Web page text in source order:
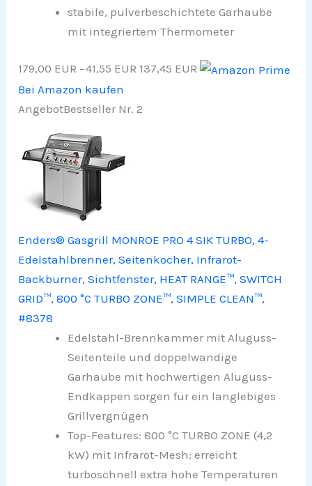
stabile, pulverbeschichtete Garhaube
mit integriertem Thermometer​
179,00 EUR −41,55 EUR 137,45 EUR
Bei Amazon kaufen
AngebotBestseller Nr. 2
Enders® Gasgrill MONROE PRO 4 SIK TURBO, 4-
Edelstahlbrenner, Seitenkocher, Infrarot-
Backburner, Sichtfenster, HEAT RANGE™, SWITCH
GRID™, 800 °C TURBO ZONE™, SIMPLE CLEAN™,
#8378
Edelstahl-Brennkammer mit Aluguss-
Seitenteile und doppelwandige
Garhaube mit hochwertigen Aluguss-
Endkappen sorgen für ein langlebiges
Grillvergnügen
Top-Features: 800 °C TURBO ZONE (4,2
kW) mit Infrarot-Mesh: erreicht
turboschnell extra hohe Temperaturen